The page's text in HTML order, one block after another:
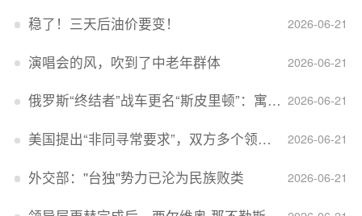
2026-06-21
稳了！三天后油价要变！
2026-06-21
演唱会的风，吹到了中老年群体
2026-06-21
俄罗斯“终结者”战车更名“斯皮里顿”：寓意强大可靠，彰显俄精神力量
2026-06-21
美国提出“非同寻常要求”，双方多个领域分歧依旧，印美贸易谈判进入“关键阶段”
2026-06-21
外交部：''台独''势力已沦为民族败类